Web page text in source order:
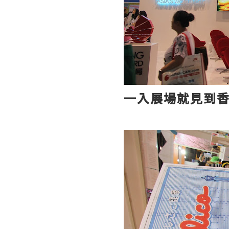
一入展場就見到